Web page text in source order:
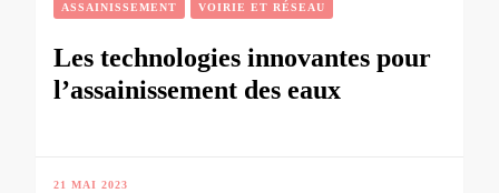
ASSAINISSEMENT VOIRIE ET RÉSEAU
Les technologies innovantes pour
l’assainissement des eaux
21 MAI 2023